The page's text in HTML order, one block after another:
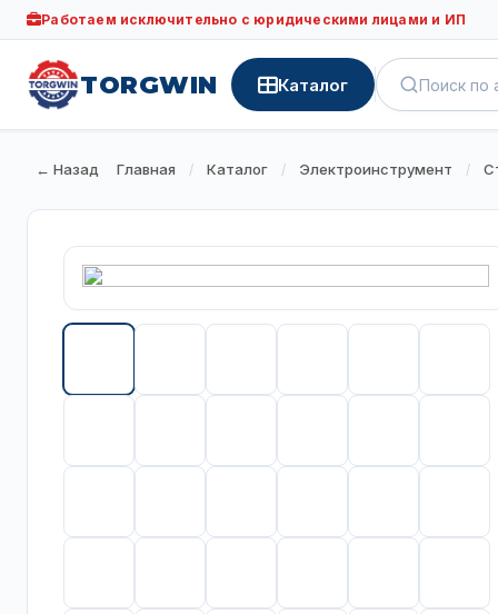
Работаем исключительно с юридическими лицами и ИП
TORGWIN Каталог
← Назад Главная / Каталог / Электроинструмент /